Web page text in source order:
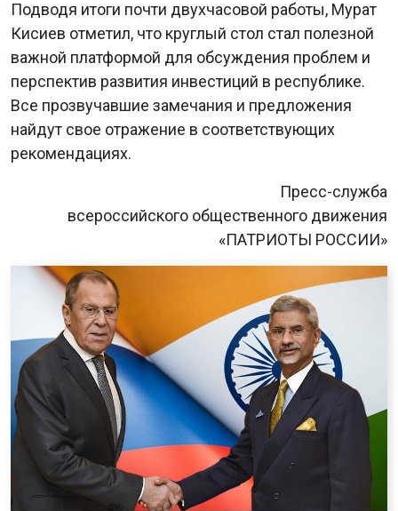
Подводя итоги почти двухчасовой работы, Мурат
Кисиев отметил, что круглый стол стал полезной
важной платформой для обсуждения проблем и
перспектив развития инвестиций в республике.
Все прозвучавшие замечания и предложения
найдут свое отражение в соответствующих
рекомендациях.
Пресс-служба
всероссийского общественного движения
«ПАТРИОТЫ РОССИИ»